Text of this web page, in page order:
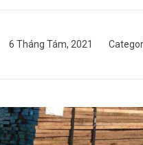
6 Tháng Tám, 2021